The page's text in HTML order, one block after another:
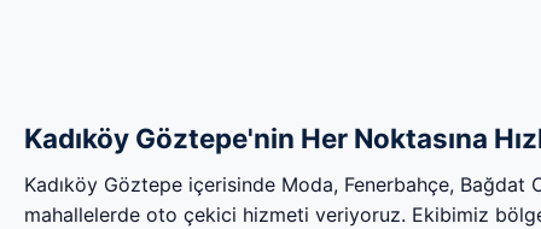
Kadıköy Göztepe'nin Her Noktasına
Kadıköy Göztepe içerisinde Moda, Fenerbahçe,
mahallelerde oto çekici hizmeti veriyoruz. Ekibimiz